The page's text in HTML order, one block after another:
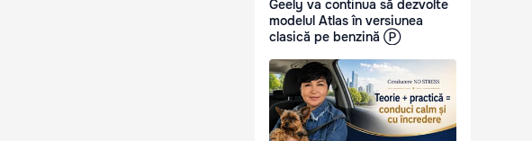
Geely va continua să dezvolte
modelul Atlas în versiunea
clasică pe benzină Ⓟ